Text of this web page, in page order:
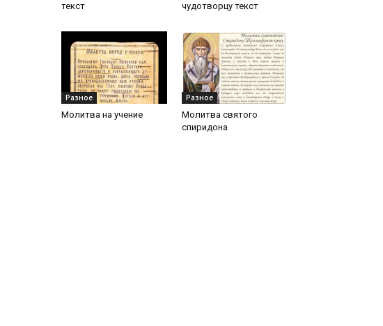
текст
чудотворцу текст
Разное
Молитва на учение
Разное
Молитва святого
спиридона